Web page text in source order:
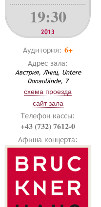
19:30
2013
Аудитория: 6+
Адрес зала:
Австрия, Линц, Untere
Donaulände, 7
схема проезда
сайт зала
Телефон кассы:
+43 (732) 7612-0
Афиша концерта: